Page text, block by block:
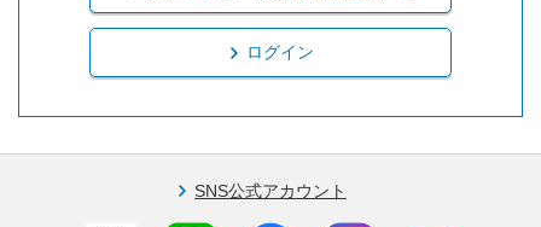
ログイン
SNS公式アカウント